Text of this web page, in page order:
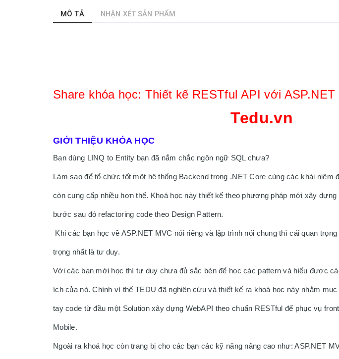
MÔ TẢ NHẬN XÉT SẢN PHẨM
Share khóa học: Thiết kế RESTful API với
Tedu.vn
GIỚI THIỆU KHÓA HỌC
Bạn dùng LINQ to Entity bạn đã nắm chắc ngôn ngữ SQL chưa?
Làm sao để tổ chức tốt một hệ thống Backend trong .NET Core cùng các khái niệm
còn cung cấp nhiều hơn thế. Khoá học này thiết kế theo phương pháp mới xây
bước sau đó refactoring code theo Design Pattern.
trọng nhất là tư duy.
Với các bạn mới học thì tư duy chưa đủ sắc bén để học các pattern và hiểu được
ích của nó. Chính vì thế TEDU đã nghiên cứu và thiết kế ra khoá học này nhằm
tay code từ đầu một Solution xây dựng WebAPI theo chuẩn RESTful để phục vụ
Mobile.
Ngoài ra khoá học còn trang bị cho các bạn các kỹ năng nâng cao như: ASP.NET